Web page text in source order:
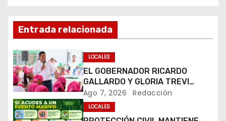
e
g
a
c
i
Entrada relacionada
LOCALES
EL GOBERNADOR RICARDO
GALLARDO Y GLORIA TREVI
LLEVAN ESPERANZA A LA PILA
Ago 7, 2026 Redacción
LOCALES